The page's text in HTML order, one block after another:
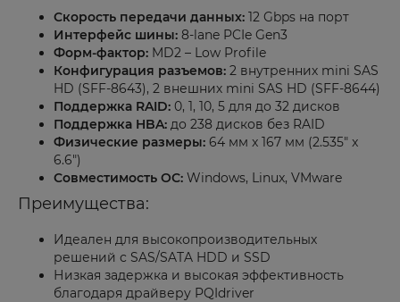
Скорость передачи данных: 12 Gbps на порт
Интерфейс шины: 8-lane PCIe Gen3
Форм-фактор: MD2 – Low Profile
Конфигурация разъемов: 2 внутренних mini SAS
HD (SFF-8643), 2 внешних mini SAS HD (SFF-8644)
Поддержка RAID: 0, 1, 10, 5 для до 32 дисков
Поддержка HBA: до 238 дисков без RAID
Физические размеры: 64 мм x 167 мм (2.535" x
6.6")
Совместимость ОС: Windows, Linux, VMware
Преимущества:
Идеален для высокопроизводительных
решений с SAS/SATA HDD и SSD
Низкая задержка и высокая эффективность
благодаря драйверу PQIdriver